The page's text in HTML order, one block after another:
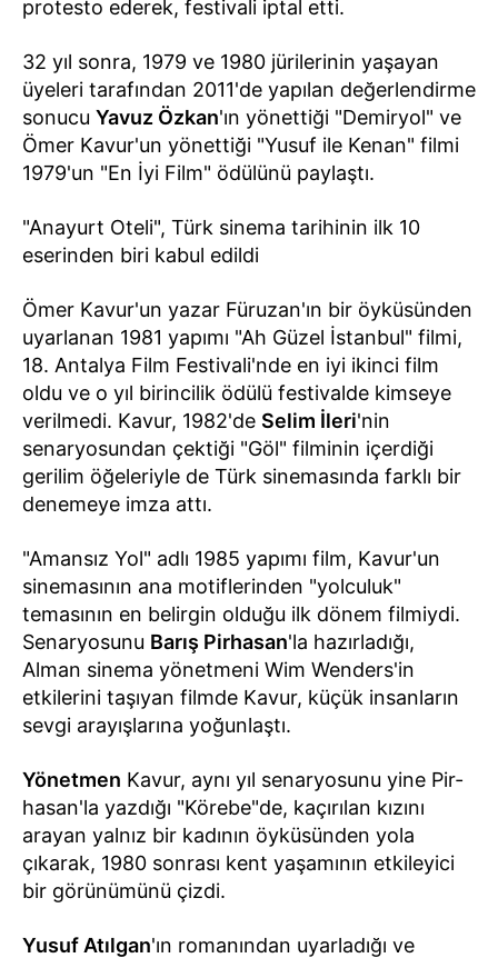
protesto ederek, festivali iptal etti.
32 yıl sonra, 1979 ve 1980 jürilerinin yaşayan
üyeleri tarafından 2011'de yapılan değerlendirme
sonucu Yavuz Özkan'ın yönettiği "Demiryol" ve
Ömer Kavur'un yönettiği "Yusuf ile Kenan" filmi
1979'un "En İyi Film" ödülünü paylaştı.
"Anayurt Oteli", Türk sinema tarihinin ilk 10
eserinden biri kabul edildi
Ömer Kavur'un yazar Füruzan'ın bir öyküsünden
uyarlanan 1981 yapımı "Ah Güzel İstanbul" filmi,
18. Antalya Film Festivali'nde en iyi ikinci film
oldu ve o yıl birincilik ödülü festivalde kimseye
verilmedi. Kavur, 1982'de Selim İleri'nin
senaryosundan çektiği "Göl" filminin içerdiği
gerilim öğeleriyle de Türk sinema­sında farklı bir
denemeye imza attı.
"Amansız Yol" adlı 1985 yapımı film, Kavur'un
sinemasının ana motiflerinden "yolculuk"
temasının en belirgin olduğu ilk dönem filmiydi.
Senaryosunu Barış Pirhasan'la hazırladığı,
Alman sinema yönetmeni Wim Wenders'in
etkile­rini taşıyan filmde Kavur, küçük insanların
sevgi arayışlarına yoğunlaştı.
Yönetmen Kavur, aynı yıl senaryosunu yine Pir­
hasan'la yazdığı "Körebe"de, kaçırı­lan kızını
arayan yalnız bir kadının öyküsün­den yola
çıkarak, 1980 sonrası kent yaşamı­nın etkileyici
bir görünümünü çizdi.
Yusuf Atılgan'ın romanından uyarladığı ve